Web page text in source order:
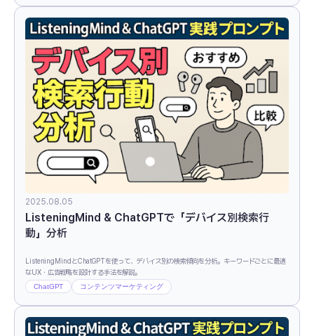
2025.08.05
ListeningMind & ChatGPTで「デバイス別検索行
動」分析
ListeningMindとChatGPTを使って、デバイス別の検索傾向を分析。キーワードごとに最適
なUX・広告戦略を設計する手法を解説。
ChatGPT コンテンツマーケティング